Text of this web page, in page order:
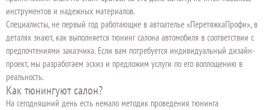
инструментов и надежных материалов.
Специалисты, не первый год работающие в автоателье «ПеретяжкаПрофи», в
деталях знают, как выполняется тюнинг салона автомобиля в соответствии с
предпочтениями заказчика. Если вам потребуется индивидуальный дизайн-
проект, мы разработаем эскиз и предложим услуги по его воплощению в
реальность.
Как тюнингуют салон?
На сегодняшний день есть немало методик проведения тюнинга